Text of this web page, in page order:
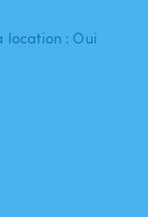
location : Oui